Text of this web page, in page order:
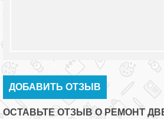
ДОБАВИТЬ ОТЗЫВ
ОСТАВЬТЕ ОТЗЫВ О РЕМОНТ